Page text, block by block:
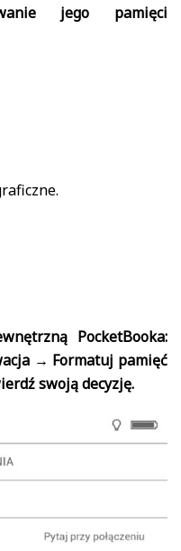
jego pamięci
PocketBooka:
→ Formatuj pamięć
swoją decyzję.